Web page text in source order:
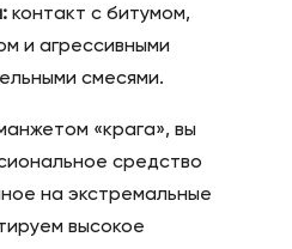
контакт с битумом,
и агрессивными
смесями.
«крага», вы
средство
на экстремальные
высокое